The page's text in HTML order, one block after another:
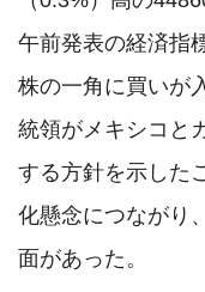
午前発表の経済指
株の一角に買いが
統領がメキシコと
する方針を示した
化懸念につながり
面があった。